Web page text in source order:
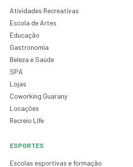
Atividades Recreativas
Escola de Artes
Educação
Gastronomia
Beleza e Saúde
SPA
Lojas
Coworking Guarany
Locações
Recreio LIfe
ESPORTES
Escolas esportivas e formação